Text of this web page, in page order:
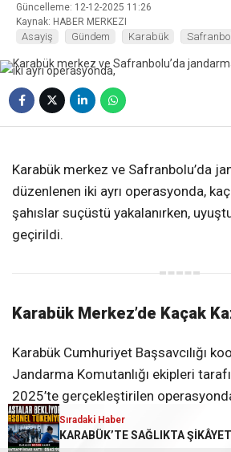
Güncelleme: 12-12-2025 11:26
Kaynak: HABER MERKEZI
Asayiş Gündem Karabük
Karabük merkez ve Safranbolu’da
düzenlenen iki ayrı operasyonda,
şahıslar suçüstü yakalanırken,
geçirildi.
Karabük Merkez’de Kaçak
Karabük Cumhuriyet Başsavcılığı
Jandarma Komutanlığı ekipleri
2025’te gerçekleştirilen
yaptıkları tespit edilen
şahıslar suçüstü yakalandı.
Sıradaki Haber